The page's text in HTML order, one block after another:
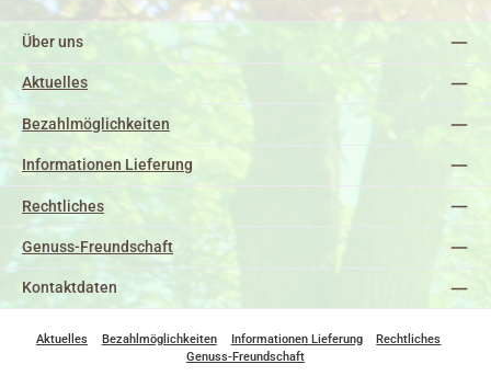
Über uns
Aktuelles
Bezahlmöglichkeiten
Informationen Lieferung
Rechtliches
Genuss-Freundschaft
Kontaktdaten
Aktuelles Bezahlmöglichkeiten Informationen Lieferung
Rechtliches
Genuss-Freundschaft